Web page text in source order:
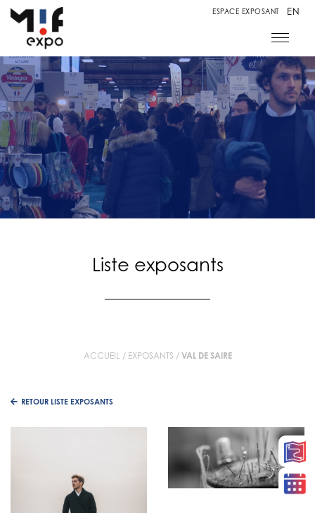
ESPACE EXPOSANT EN
Liste exposants
ACCUEIL / EXPOSANTS / VAL DE SAIRE
RETOUR LISTE EXPOSANTS